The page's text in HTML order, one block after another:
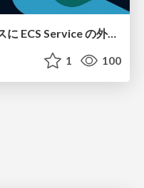
Service Connect 上のサービスに ECS Service の外側から到達できなかった話
1 100